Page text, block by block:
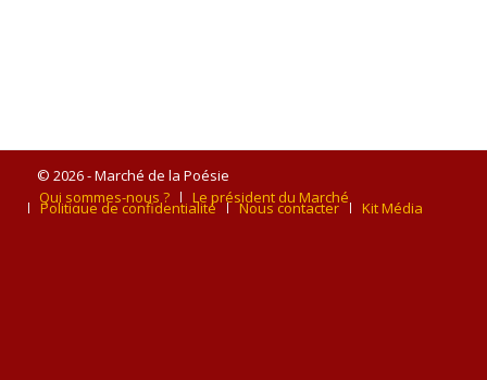
© 2026 - Marché de la Poésie
Qui sommes-nous ?
Le président du Marché
Politique de confidentialité Nous contacter Kit Média